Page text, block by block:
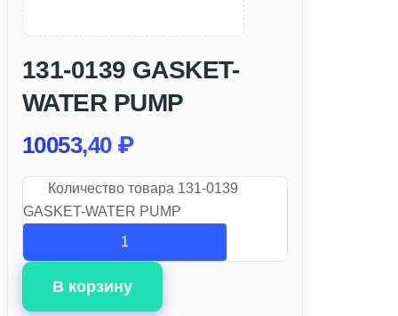
131-0139 GASKET-
WATER PUMP
10053,40 ₽
Количество товара 131-0139
GASKET-WATER PUMP
В корзину